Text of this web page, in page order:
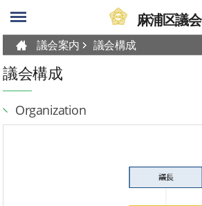
麻浦区議会
議会案内 議会構成
議会構成
Organization